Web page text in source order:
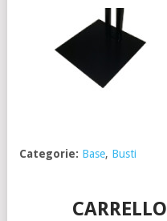
Categorie: Base, Busti
CARRELLO